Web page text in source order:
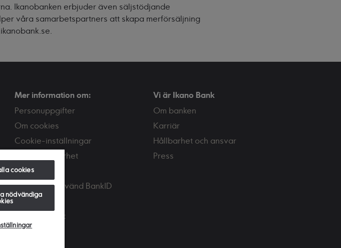
Ikanobanken erbjuder även säljstödjande
våra samarbetspartners att skapa merförsäljning
.
Mer information om:
Personuppgifter
Om cookies
Cookie-inställningar
Tips om säkerhet
Bedrägeri
Skaffa och använd BankID
Tillgänglighet
Vi är Ikano Bank
Om banken
Karriär
Hållbarhet och ansvar
Press
cookies
nödvändiga